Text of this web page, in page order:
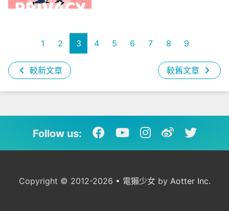
較新文章
1 2 3 4 5 6 7 8 9
較舊文章
Follow us:
Copyright © 2012-2026 • 電獺少女 by Aotter Inc.